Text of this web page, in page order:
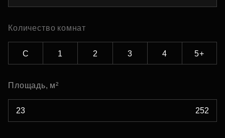
Количество комнат
С 1 2 3 4 5+
Площадь, м²